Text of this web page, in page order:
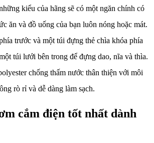
kiểu của hãng sẽ có một ngăn chính có
ăn và đồ uống của bạn luôn nóng hoặc mát.
trước và một túi đựng thẻ chìa khóa phía
túi lưới bên trong để đựng dao, nĩa và thìa.
chống thấm nước thân thiện với môi
rò rỉ và dễ dàng làm sạch.
cắm điện tốt nhất dành